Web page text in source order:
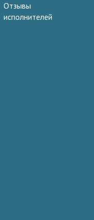
Отзывы
исполнителей